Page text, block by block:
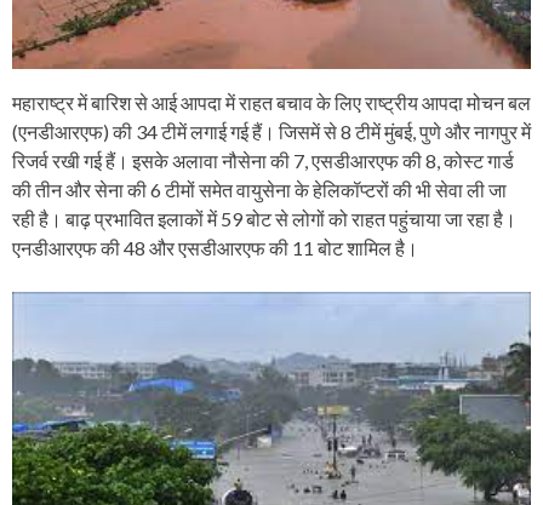
महाराष्ट्र में बारिश से आई आपदा में राहत बचाव के लिए राष्ट्रीय आपदा मोचन बल
(एनडीआरएफ) की 34 टीमें लगाई गई हैं। जिसमें से 8 टीमें मुंबई, पुणे और नागपुर में
रिजर्व रखी गई हैं। इसके अलावा नौसेना की 7, एसडीआरएफ की 8, कोस्ट गार्ड
की तीन और सेना की 6 टीमों समेत वायुसेना के हेलिकॉप्टरों की भी सेवा ली जा
रही है। बाढ़ प्रभावित इलाकों में 59 बोट से लोगों को राहत पहुंचाया जा रहा है।
एनडीआरएफ की 48 और एसडीआरएफ की 11 बोट शामिल है।